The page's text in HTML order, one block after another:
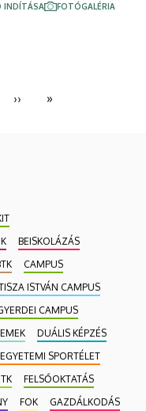
INDÍTÁSA FOTÓGALÉRIA
Következő
››
Utolsó
»
BEISKOLÁZÁS
CAMPUS
ISTVÁN CAMPUS
CAMPUS
DUÁLIS KÉPZÉS
EGYETEMI SPORTÉLET
FELSŐOKTATÁS
FOK
GAZDÁLKODÁS